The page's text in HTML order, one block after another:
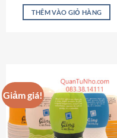
sản
phẩm
là:
895,000 ₫.
tại
THÊM VÀO GIỎ HÀNG
Giảm giá!